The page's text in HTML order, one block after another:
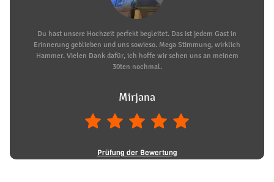
Du hast unsere Hochzeit perfekt begleitet. Das ist jedem Gast in
Erinnerung geblieben und uns sowieso. Mega Stimmung, wirklich
Hammer. Vielen Dank dafür, ich hoffe wir sehen uns an meinem
30ten nochmal.
Mirjana
Prüfung der Bewertung